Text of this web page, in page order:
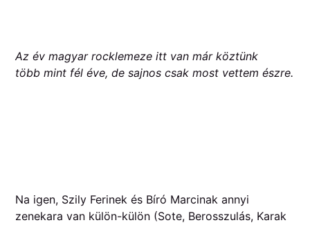
Az év magyar rocklemeze itt van már köztünk
több mint fél éve, de sajnos csak most vettem észre.
Na igen, Szily Ferinek és Bíró Marcinak annyi
zenekara van külön-külön (Sote, Berosszulás, Karak